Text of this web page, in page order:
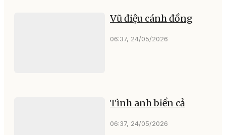
Vũ điệu cánh đồng
06:37, 24/05/2026
Tình anh biển cả
06:37, 24/05/2026